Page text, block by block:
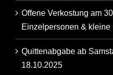
Offene Verkostung am
Einzelpersonen & kleine
Quittenabgabe ab
18.10.2025